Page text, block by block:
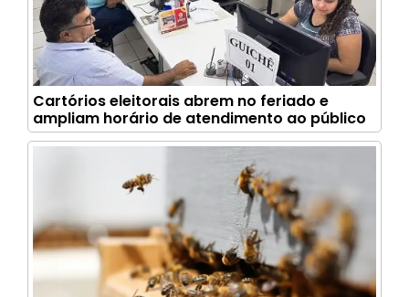
Cartórios eleitorais abrem no feriado e
ampliam horário de atendimento ao público